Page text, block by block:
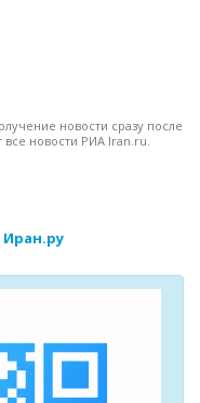
новости сразу после
все новости РИА Iran.ru.